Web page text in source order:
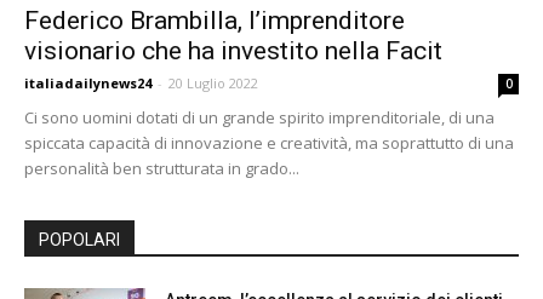
24
Federico Brambilla, l’imprenditore
visionario che ha investito nella Facit
italiadailynews24 - 20 Luglio 2022 0
Ci sono uomini dotati di un grande spirito imprenditoriale, di una
spiccata capacità di innovazione e creatività, ma soprattutto di una
personalità ben strutturata in grado...
POPOLARI